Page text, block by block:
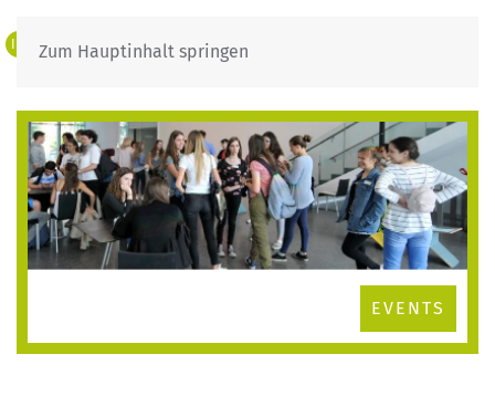
Zum Hauptinhalt springen
IT DE
EVENTS